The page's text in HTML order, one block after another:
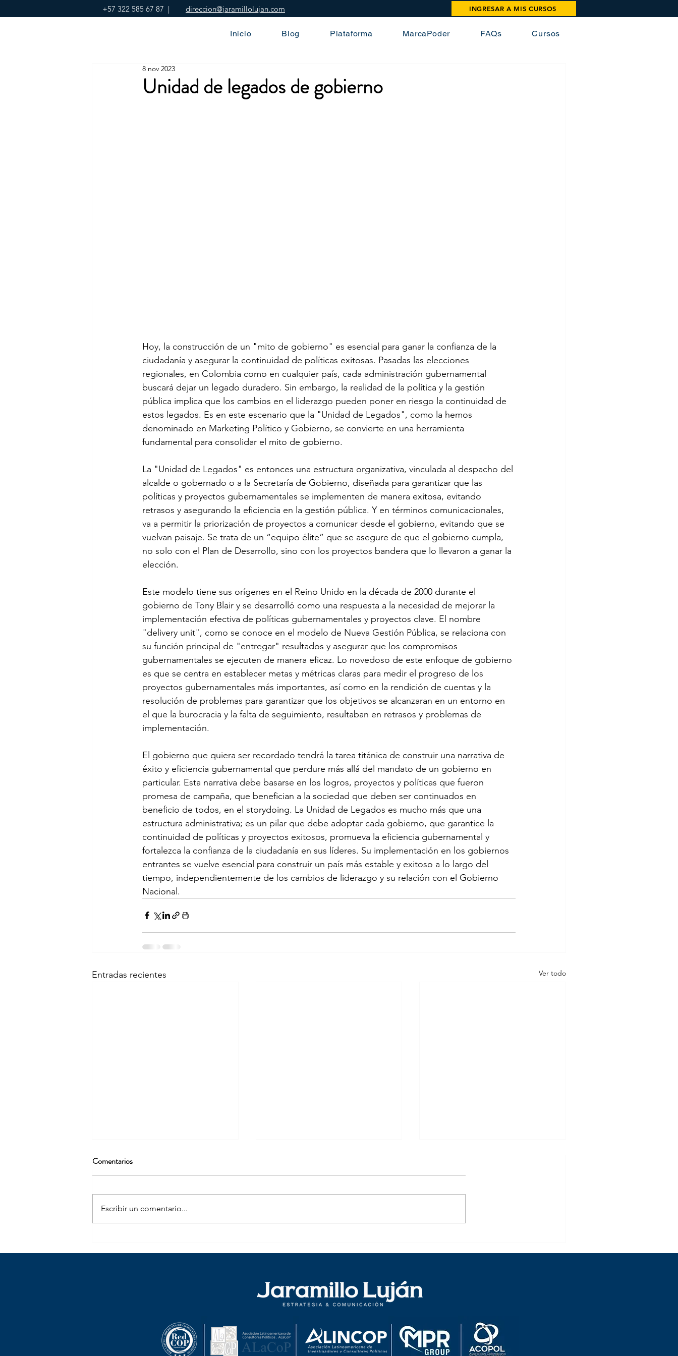
+57 322 585 67 87 | direccion@jaramillolujan.com INGRESAR A MIS CURSOS
Inicio Blog Plataforma MarcaPoder FAQs Cursos
Unidad de legados de gobierno
8 nov 2023
Hoy, la construcción de un "mito de gobierno" es esencial para ganar la confianza de la
ciudadanía y asegurar la continuidad de políticas exitosas. Pasadas las elecciones
regionales, en Colombia como en cualquier país, cada administración gubernamental
buscará dejar un legado duradero. Sin embargo, la realidad de la política y la gestión
pública implica que los cambios en el liderazgo pueden poner en riesgo la continuidad de
estos legados. Es en este escenario que la "Unidad de Legados", como la hemos
denominado en Marketing Político y Gobierno, se convierte en una herramienta
fundamental para consolidar el mito de gobierno.
La "Unidad de Legados" es entonces una estructura organizativa, vinculada al despacho del
alcalde o gobernado o a la Secretaría de Gobierno, diseñada para garantizar que las
políticas y proyectos gubernamentales se implementen de manera exitosa, evitando
retrasos y asegurando la eficiencia en la gestión pública. Y en términos comunicacionales,
va a permitir la priorización de proyectos a comunicar desde el gobierno, evitando que se
vuelvan paisaje. Se trata de un “equipo élite” que se asegure de que el gobierno cumpla,
no solo con el Plan de Desarrollo, sino con los proyectos bandera que lo llevaron a ganar la
elección.
Este modelo tiene sus orígenes en el Reino Unido en la década de 2000 durante el
gobierno de Tony Blair y se desarrolló como una respuesta a la necesidad de mejorar la
implementación efectiva de políticas gubernamentales y proyectos clave. El nombre
"delivery unit", como se conoce en el modelo de Nueva Gestión Pública, se relaciona con
su función principal de "entregar" resultados y asegurar que los compromisos
gubernamentales se ejecuten de manera eficaz. Lo novedoso de este enfoque de gobierno
es que se centra en establecer metas y métricas claras para medir el progreso de los
proyectos gubernamentales más importantes, así como en la rendición de cuentas y la
resolución de problemas para garantizar que los objetivos se alcanzaran en un entorno en
el que la burocracia y la falta de seguimiento, resultaban en retrasos y problemas de
implementación.
El gobierno que quiera ser recordado tendrá la tarea titánica de construir una narrativa de
éxito y eficiencia gubernamental que perdure más allá del mandato de un gobierno en
particular. Esta narrativa debe basarse en los logros, proyectos y políticas que fueron
promesa de campaña, que benefician a la sociedad que deben ser continuados en
beneficio de todos, en el storydoing. La Unidad de Legados es mucho más que una
estructura administrativa; es un pilar que debe adoptar cada gobierno, que garantice la
continuidad de políticas y proyectos exitosos, promueva la eficiencia gubernamental y
fortalezca la confianza de la ciudadanía en sus líderes. Su implementación en los gobiernos
entrantes se vuelve esencial para construir un país más estable y exitoso a lo largo del
tiempo, independientemente de los cambios de liderazgo y su relación con el Gobierno
Nacional.
Entradas recientes Ver todo
tres grandes ganadores del 8M
obstáculo para el desarrollo?
Unidos puede ser uno de los más
Comentarios
Escribir un comentario...